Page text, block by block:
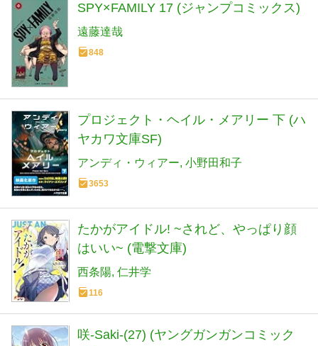
SPY×FAMILY 17 (ジャンプコミックス)
遠藤達哉
848
プロジェクト・ヘイル・メアリー 下 (ハ
ヤカワ文庫SF)
アンディ・ウィアー 小野田和子
3653
たかがアイドル! ~されど、やっぱり顔
はいい~ (電撃文庫)
西条陽 仁井学
116
咲-Saki-(27) (ヤングガンガンコミック